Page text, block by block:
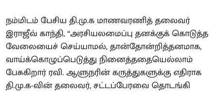
நம்மிடம் பேசிய தி.மு.க மாணவரணித் தலைவர்
இராஜீவ் காந்தி, “அரசியலமைப்பு தனக்குக் கொடுத்த
வேலையைச் செய்யாமல், தான்தோன்றித்தனமாக,
வாய்க்கொழுப்பெடுத்து நினைத்ததையெல்லாம்
பேசுகிறார் ரவி. ஆளுநரின் கருத்துகளுக்கு எதிராக
தி.மு.க-வின் தலைவர், சட்டப்பேரவை தொடங்கி